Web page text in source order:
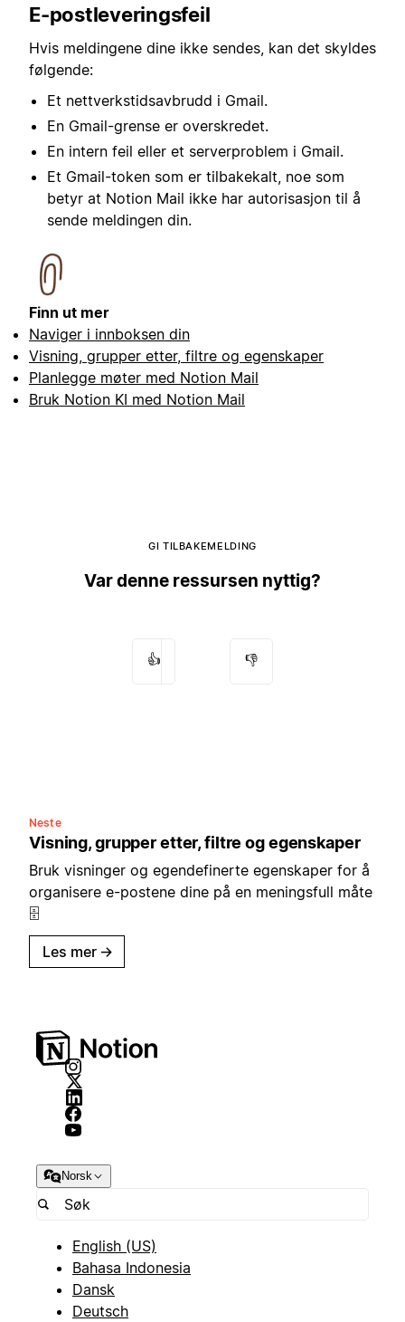
E-postleveringsfeil
Hvis meldingene dine ikke sendes, kan det skyldes
følgende:
Et nettverkstidsavbrudd i Gmail.
En Gmail-grense er overskredet.
En intern feil eller et serverproblem i Gmail.
Et Gmail-token som er tilbakekalt, noe som
betyr at Notion Mail ikke har autorisasjon til å
sende meldingen din.
Finn ut mer
Naviger i innboksen din
Visning, grupper etter, filtre og egenskaper
Planlegge møter med Notion Mail
Bruk Notion KI med Notion Mail
GI TILBAKEMELDING
Var denne ressursen nyttig?
👍 👎
Neste
Visning, grupper etter, filtre og egenskaper
Bruk visninger og egendefinerte egenskaper for å
organisere e-postene dine på en meningsfull måte
🗄️
Les mer →
Norsk
English (US)
Bahasa Indonesia
Dansk
Deutsch